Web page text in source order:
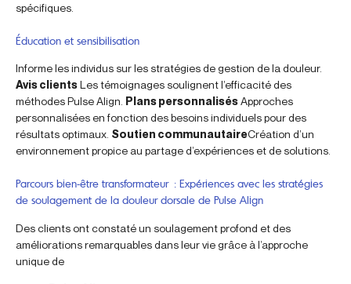
spécifiques.
Éducation et sensibilisation
Informe les individus sur les stratégies de gestion de la douleur.
Avis clientsLes témoignages soulignent l’efficacité des
méthodes Pulse Align. Plans personnalisésApproches
personnalisées en fonction des besoins individuels pour des
résultats optimaux. Soutien communautaireCréation d’un
environnement propice au partage d’expériences et de solutions.
Parcours bien-être transformateur : Expériences avec les stratégies
de soulagement de la douleur dorsale de Pulse Align
Des clients ont constaté un soulagement profond et des
améliorations remarquables dans leur vie grâce à l’approche
unique de